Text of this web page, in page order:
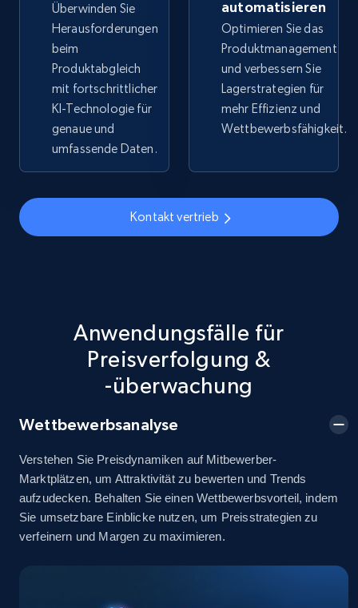
price, Final price, Discount percent, and more.
TikTok Shop - discover records by shop url
667+ Jetzt anfangen
Seller id, URL, Seller name, Description, Detailed
info, Stars, Feedbacks, Return policy, and more.
378+ Jetzt anfangen
eBay
URL, Product id, Title, Seller name, Seller rating,
Seller reviews, Breadcrumbs, Root category, and
more.
Jetzt anfangen
Überwinden Sie
Herausforderungen
beim
Produktabgleich
mit fortschrittlicher
KI-Technologie für
genaue und
umfassende Daten.
automatisieren
Optimieren Sie das
Produktmanagement
und verbessern Sie
Lagerstrategien für
mehr Effizienz und
Wettbewerbsfähigkeit.
Kontakt vertrieb
Anwendungsfälle für
Preisverfolgung &
-überwachung
Wettbewerbsanalyse
Verstehen Sie Preisdynamiken auf Mitbewerber-
Marktplätzen, um Attraktivität zu bewerten und Trends
aufzudecken. Behalten Sie einen Wettbewerbsvorteil, indem
Sie umsetzbare Einblicke nutzen, um Preisstrategien zu
verfeinern und Margen zu maximieren.